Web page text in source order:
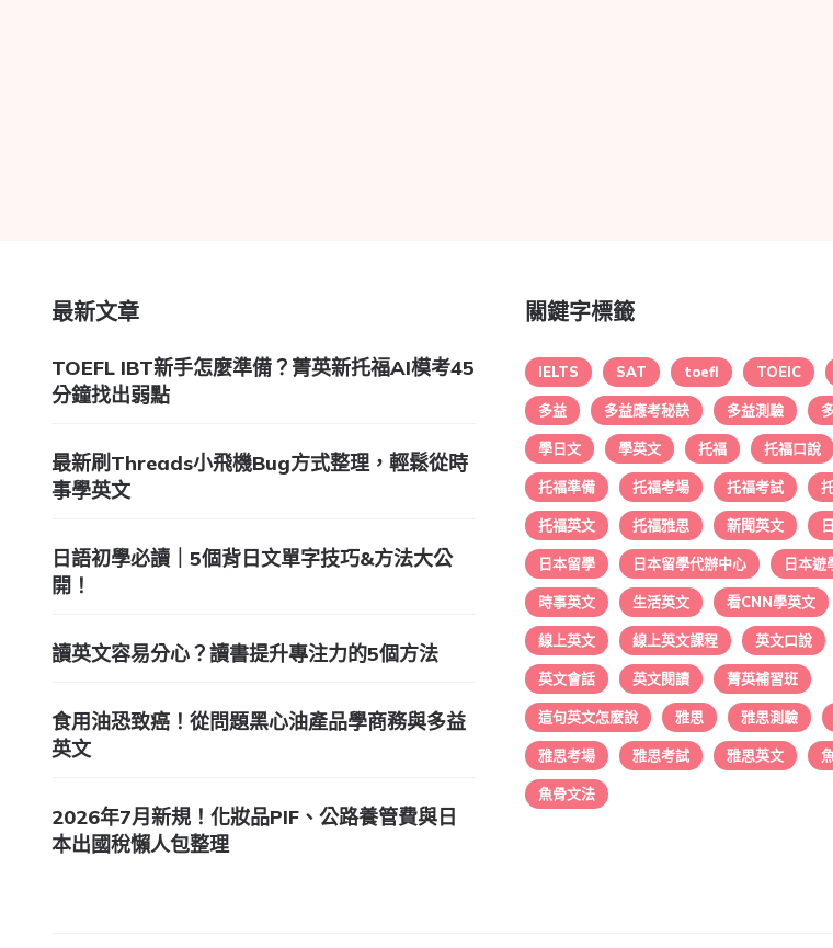
最新文章
TOEFL IBT新手怎麼準備？菁英新托福AI模考45
分鐘找出弱點
最新刷Threads小飛機Bug方式整理，輕鬆從時
事學英文
日語初學必讀｜5個背日文單字技巧&方法大公
開！
讀英文容易分心？讀書提升專注力的5個方法
食用油恐致癌！從問題黑心油產品學商務與多益
英文
2026年7月新規！化妝品PIF、公路養管費與日
本出國稅懶人包整理
關鍵字標籤
IELTS SAT toefl TOEIC
多益 多益應考秘訣 多益測驗
學日文 學英文 托福 托福口說
托福準備 托福考場 托福考試
托福英文 托福雅思 新聞英文
日本留學 日本留學代辦中心 日本遊
時事英文 生活英文 看CNN學英文
線上英文 線上英文課程 英文口說
英文會話 英文閱讀 菁英補習班
這句英文怎麼說 雅思 雅思測驗
雅思考場 雅思考試 雅思英文
魚骨文法